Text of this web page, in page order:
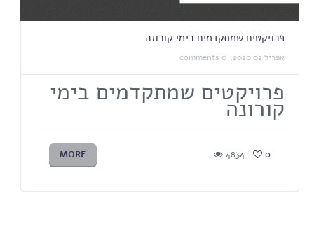
פרויקטים שמתקדמים בימי קורונה
אפריל 02 2020, 0 comments
פרויקטים שמתקדמים בימי
קורונה
MORE 4834 0